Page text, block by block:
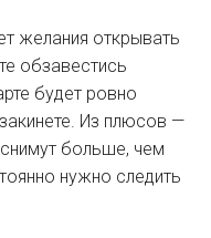
желания открывать
обзавестись
будет ровно
Из плюсов —
больше, чем
нужно следить